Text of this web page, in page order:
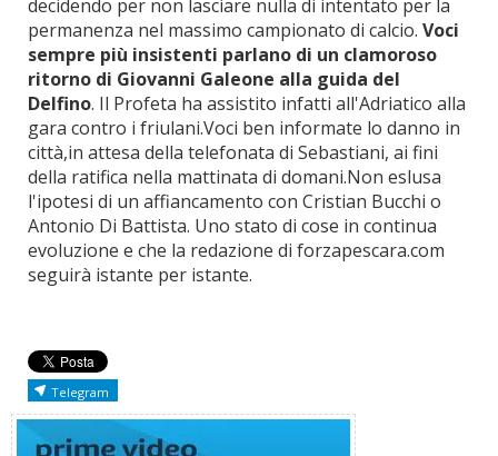
decidendo per non lasciare nulla di intentato per la
permanenza nel massimo campionato di calcio. Voci
sempre più insistenti parlano di un clamoroso
ritorno di Giovanni Galeone alla guida del
Delfino. Il Profeta ha assistito infatti all'Adriatico alla
gara contro i friulani.Voci ben informate lo danno in
città,in attesa della telefonata di Sebastiani, ai fini
della ratifica nella mattinata di domani.Non eslusa
l'ipotesi di un affiancamento con Cristian Bucchi o
Antonio Di Battista. Uno stato di cose in continua
evoluzione e che la redazione di forzapescara.com
seguirà istante per istante.
Telegram